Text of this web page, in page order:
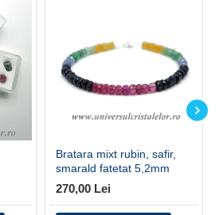
Bratara mixt rubin, safir,
smarald fatetat 5,2mm
270,00 Lei